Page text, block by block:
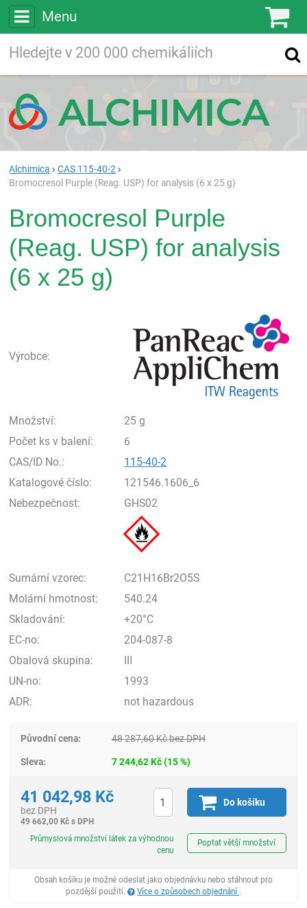
Menu
Vyhledávání
Alchimica
CAS 115-40-2
Bromocresol Purple (Reag. USP) for analysis (6 x 25 g)
Bromocresol Purple
(Reag. USP) for analysis
(6 x 25 g)
Výrobce:
Množství:
25 g
Počet ks v balení:
6
CAS/ID No.:
115-40-2
Katalogové číslo:
121546.1606_6
Nebezpečnost:
GHS02
Sumární vzorec:
C21H16Br2O5S
Molární hmotnost:
540.24
Skladování:
+20°C
EC-no:
204-087-8
Obalová skupina:
III
UN-no:
1993
ADR:
not hazardous
Původní cena: 48 287,60Kčbez DPH
Sleva: 7 244,62Kč(15%)
41 042,98 Kč
bez DPH
49 662,00 Kč s DPH
Do košíku
Průmyslová množství látek za výhodnou
cenu
Poptat větší množství
Obsah košíku je možné odeslat jako objednávku nebo stáhnout pro
pozdější použití.
Více o způsobech objednání